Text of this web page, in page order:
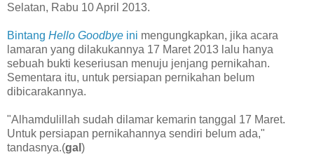
Selatan, Rabu 10 April 2013.
Bintang Hello Goodbye ini mengungkapkan, jika acara
lamaran yang dilakukannya 17 Maret 2013 lalu hanya
sebuah bukti keseriusan menuju jenjang pernikahan.
Sementara itu, untuk persiapan pernikahan belum
dibicarakannya.
"Alhamdulillah sudah dilamar kemarin tanggal 17 Maret.
Untuk persiapan pernikahannya sendiri belum ada,"
tandasnya.(gal )